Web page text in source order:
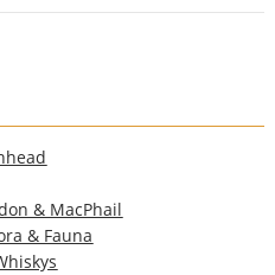
& MacPhail
& Fauna